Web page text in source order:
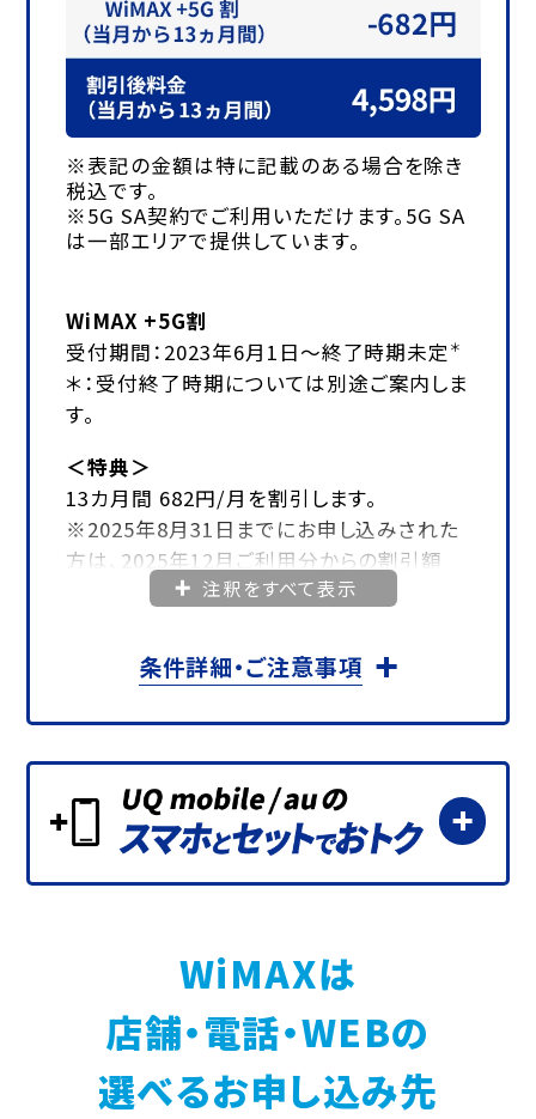
※表記の金額は特に記載のある場合を除き
税込です。
※5G SA契約でご利用いただけます。5G SA
は一部エリアで提供しています。
WiMAX +5G割
受付期間：2023年6月1日～終了時期未定 ＊
＊：受付終了時期については別途ご案内しま
す。
＜特典＞
13カ月間 682円/月を割引します。
※2025年8月31日までにお申し込みされた
方は、2025年12月ご利用分からの割引額
が-1,012円／月となります。
①「ギガ放題プラスS」
④「ギガ放題プラス モバイルルータープラン」
⑤「ギガ放題プラス Netflixパック」
※ハート割プランも対象となります。
＜条件＞
用します。月額料金が日割の場合、割引額も
※割引期間中に対象プラン以外への変更・解
約をした場合、手続きの当月をもって終了し
ます。
注釈をすべて表示
条件詳細・ご注意事項
WiMAXは
店舗・電話・WEBの
選べるお申し込み先